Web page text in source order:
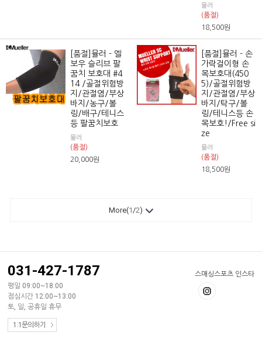
뮬러
(품절)
18,500원
[품절]뮬러 - 엘
보우 슬리브 팔
꿈치 보호대 #4
14 /골절위험방
지/관절염/부상
바지/농구/볼
링/배구/테니스
등 팔꿈치보호
뮬러
(품절)
20,000원
[품절]뮬러 - 손
가락걸이형 손
목보호대(450
5)/골절위험방
지/관절염/부상
바지/탁구/볼
링/테니스등 손
목보호!/Free si
ze
뮬러
(품절)
18,500원
More(1/2)
스매싱스포츠 인스타
031-427-1787
평일 09:00~18:00
점심시간 12:00~13:00
토, 일, 공휴일 휴무
1:1문의하기